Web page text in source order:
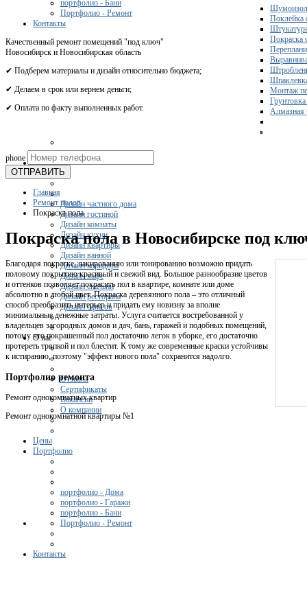
Поклейка
Покраска
Монтаж
Грунтовка
Алмазная
Дизайн
Дизайн частного дома
Дизайн гостиной
Дизайн комнаты
Дизайн кухни
Дизайн квартиры
Дизайн ванной
Дизайн коридора
Дизайн кафе
Дизайн спальни
Дизайн ресторана
Дизайн офисов
О нас
Отзывы
Сертификаты
Вакансии
О компании
Цены
Портфолио
портфолио - Дома
портфолио - Гаражи
портфолио - Бани
Портфолио - Ремонт
Контакты
портфолио - Бани
Портфолио - Ремонт
Контакты
Качественный ремонт помещений "под ключ"
Новосибирск и Новосибирская область
✔ Подберем материалы и дизайн относительно бюджета;
✔ Делаем в срок или вернем деньги;
✔ Оплата по факту выполненных работ.
phone
ОТПРАВИТЬ
Главная
Ремонт полов
Покраска пола
Покраска пола в Новосибирске под
Благодаря покраске, лакированию или тонированию возможно придать
половому покрытию красивый и свежий вид. Большое разнообразие цветов
и оттенков позволяет покрасить пол в квартире, комнате или доме
абсолютно в любой цвет. Покраска деревянного пола – это отличный
способ преобразить интерьер и придать ему новизну за вполне
минимальные денежные затраты. Услуга считается востребованной у
владельцев загородных домов и дач, бань, гаражей и подобных помещений,
потому что покрашенный пол достаточно легок в уборке, его достаточно
протереть тряпкой и пол блестит. К тому же современные краски устойчивы
к истиранию, поэтому "эффект нового пола" сохранится надолго.
Портфолио ремонта
Ремонт однокомнатных квартир
Ремонт однокомнатной квартиры №1